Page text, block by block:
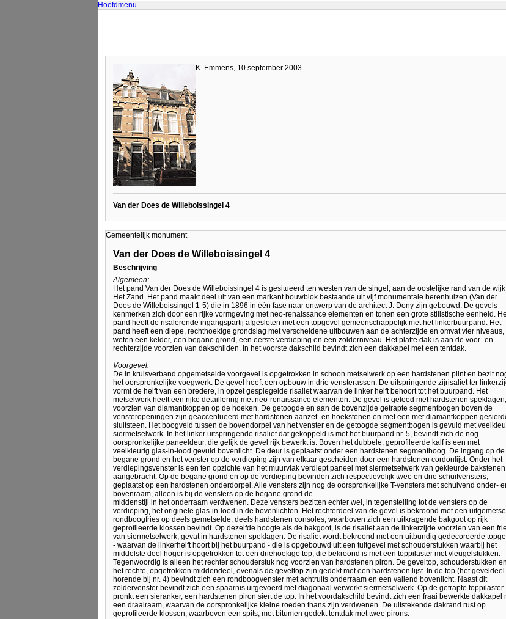
Hoofdmenu
K. Emmens, 10 september 2003
Van der Does de Willeboissingel 4
Gemeentelijk monument
Van der Does de Willeboissingel 4
Beschrijving
Algemeen:
Het pand Van der Does de Willeboissingel 4 is gesitueerd ten westen van de singel, aan de oostelijke rand van de wijk
Het Zand. Het pand maakt deel uit van een markant bouwblok bestaande uit vijf monumentale herenhuizen (Van der
Does de Willeboissingel 1-5) die in 1896 in één fase naar ontwerp van de architect J. Dony zijn gebouwd. De gevels
kenmerken zich door een rijke vormgeving met neo-renaissance elementen en tonen een grote stilistische eenheid.
pand heeft de risalerende ingangspartij afgesloten met een topgevel gemeenschappelijk met het linkerbuurpand. Het
pand heeft een diepe, rechthoekige grondslag met verscheidene uitbouwen aan de achterzijde en omvat vier niveaus,
weten een kelder, een begane grond, een eerste verdieping en een zolderniveau. Het platte dak is aan de voor- en
rechterzijde voorzien van dakschilden. In het voorste dakschild bevindt zich een dakkapel met een tentdak.
Voorgevel:
De in kruisverband opgemetselde voorgevel is opgetrokken in schoon metselwerk op een hardstenen plint en bezit
het oorspronkelijke voegwerk. De gevel heeft een opbouw in drie vensterassen. De uitspringende zijrisaliet ter
vormt de helft van een bredere, in opzet gespiegelde risaliet waarvan de linker helft behoort tot het buurpand. Het
metselwerk heeft een rijke detaillering met neo-renaissance elementen. De gevel is geleed met hardstenen speklagen,
voorzien van diamantkoppen op de hoeken. De getoogde en aan de bovenzijde getrapte segmentbogen boven de
vensteropeningen zijn geaccentueerd met hardstenen aanzet- en hoekstenen en met een met diamantkoppen
sluitsteen. Het boogveld tussen de bovendorpel van het venster en de getoogde segmentbogen is gevuld met
siermetselwerk. In het linker uitspringende risaliet dat gekoppeld is met het buurpand nr. 5, bevindt zich de nog
oorspronkelijke paneeldeur, die gelijk de gevel rijk bewerkt is. Boven het dubbele, geprofileerde kalf is een met
veelkleurig glas-in-lood gevuld bovenlicht. De deur is geplaatst onder een hardstenen segmentboog. De ingang op de
begane grond en het venster op de verdieping zijn van elkaar gescheiden door een hardstenen cordonlijst. Onder het
verdiepingsvenster is een ten opzichte van het muurvlak verdiept paneel met siermetselwerk van gekleurde bakstenen
aangebracht. Op de begane grond en op de verdieping bevinden zich respectievelijk twee en drie schuifvensters,
geplaatst op een hardstenen onderdorpel. Alle vensters zijn nog de oorspronkelijke T-vensters met schuivend onder-
bovenraam, alleen is bij de vensters op de begane grond de
middenstijl in het onderraam verdwenen. Deze vensters bezitten echter wel, in tegenstelling tot de vensters op de
verdieping, het originele glas-in-lood in de bovenlichten. Het rechterdeel van de gevel is bekroond met een
rondboogfries op deels gemetselde, deels hardstenen consoles, waarboven zich een uitkragende bakgoot op rijk
geprofileerde klossen bevindt. Op dezelfde hoogte als de bakgoot, is de risaliet aan de linkerzijde voorzien van een
van siermetselwerk, gevat in hardstenen speklagen. De risaliet wordt bekroond met een uitbundig gedecoreerde
- waarvan de linkerhelft hoort bij het buurpand - die is opgebouwd uit een tuitgevel met schouderstukken waarbij het
middelste deel hoger is opgetrokken tot een driehoekige top, die bekroond is met een toppilaster met vleugelstukken.
Tegenwoordig is alleen het rechter schouderstuk nog voorzien van hardstenen piron. De geveltop, schouderstukken en
het rechte, opgetrokken middendeel, evenals de geveltop zijn gedekt met een hardstenen lijst. In de top (het geveldeel
horende bij nr. 4) bevindt zich een rondboogvenster met achtruits onderraam en een vallend bovenlicht. Naast dit
zoldervenster bevindt zich een spaarnis uitgevoerd met diagonaal verwerkt siermetselwerk. Op de getrapte toppilaster
pronkt een sieranker, een hardstenen piron siert de top. In het voordakschild bevindt zich een fraai bewerkte dakkapel
een draairaam, waarvan de oorspronkelijke kleine roeden thans zijn verdwenen. De uitstekende dakrand rust op
geprofileerde klossen, waarboven een spits, met bitumen gedekt tentdak met twee pirons.